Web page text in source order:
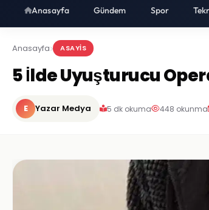
Anasayfa Gündem Spor
Anasayfa ASAYIS
5 İlde Uyuşturucu
E Yazar Medya 5 dk okuma 448 okunma